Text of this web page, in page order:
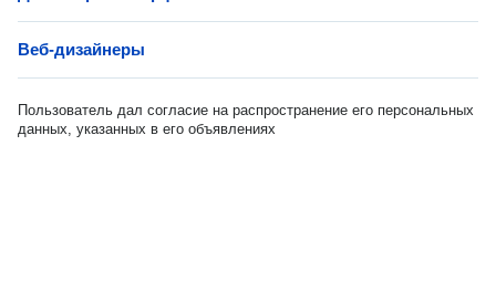
Веб-дизайнеры
Пользователь дал согласие на распространение его персональных
данных, указанных в его объявлениях